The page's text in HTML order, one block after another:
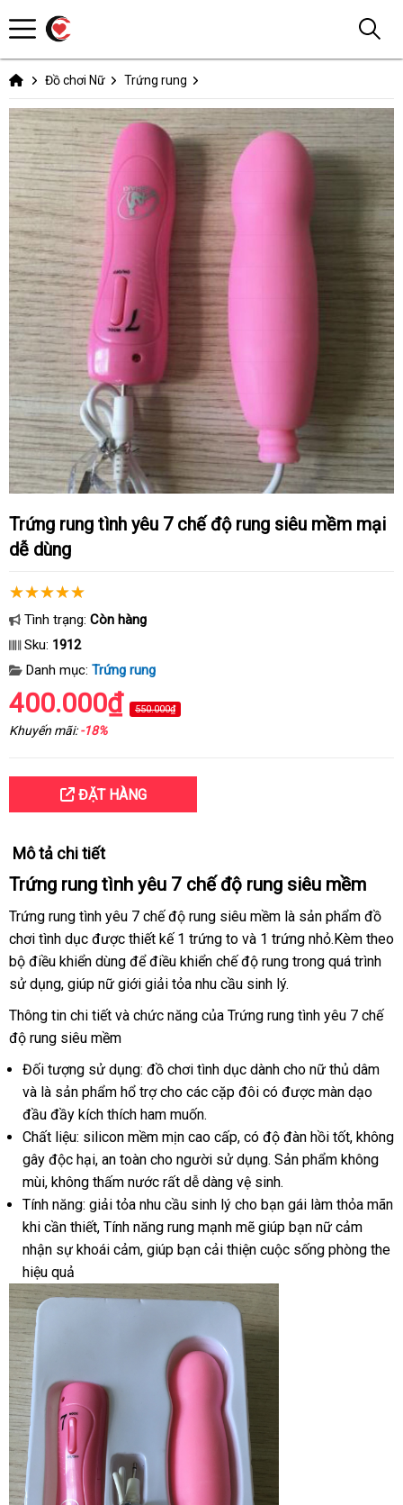
Đồ chơi Nữ Trứng rung
Trứng rung tình yêu 7 chế độ rung siêu mềm mại
dễ dùng
Tình trạng: Còn hàng
Sku: 1912
Danh mục: Trứng rung
400.000₫ 550.000₫
Khuyến mãi:-18%
ĐẶT HÀNG
Mô tả chi tiết
Trứng rung tình yêu 7 chế độ rung siêu mềm
Trứng rung tình yêu 7 chế độ rung siêu mềm là sản phẩm đồ
chơi tình dục khuyến
mãi
được thiết kế 1 trứng to lắp
đặt
và 1 trứng nhỏ.Kèm theo
bộ điều khiển dùng tham
khảo
để điều khiển chế độ rung trong sản
quá trình
sử dụngmiễn
phí
, giúp nữ giới giải tỏa nhu cầu sinh lý.
Thông tin chi tiết giá
rẻ
và chức năng shop
của Trứng rung tình yêu 7 chế
độ rung siêu mềm
Đối tượng sử dụng: đồ chơi tình dục dành cho nữ thủ dâm
và là sản phẩm hổ trợ cho khuyến
mãi
các cặp đôi có nhận
được màn dạo
đầu đầy kích thích ham muốn.
Chất liệu: silicon mềm mịn cao cấpbáo
giá
, có độ đàn hồi tốtgiá
rẻ
, không
gây độc hạinhận
xét
, an toàn cho người sử dụngcao
cấp
. Sản phẩm không
mùicung
cấp
, không thấm nước tốt
nhất
rất dễ dàng vệ sinh.
Tính năng: giải tỏa nhu cầu sinh lý cho bạn gái làm thỏa mãn
khi cần thiết, Tính năng rung mạnh mẽ giúp bạn nữ cảm
nhận sự khoái cảmở
, giúp bạn cải thiện cuộc sống phòng the
hiệu quả